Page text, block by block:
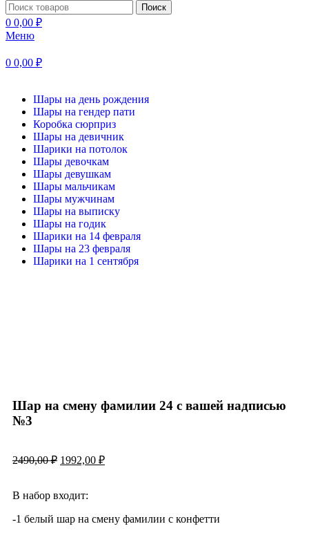
Поиск
0 0,00 ₽
Меню
0 0,00 ₽
Шары на день рождения
Шары на гендер пати
Коробка сюрприз
Шары на девичник
Шарики на потолок
Шары девочкам
Шары девушкам
Шары мальчикам
Шары мужчинам
Шары на выписку
Шары на годик
Шарики на 14 февраля
Шары на 23 февраля
Шарики на 1 сентября
Шар на смену фамилии 24 с вашей надписью
№3
2490,00₽ 1992,00 ₽
В набор входит:
-1 белый шар на смену фамилии с конфетти